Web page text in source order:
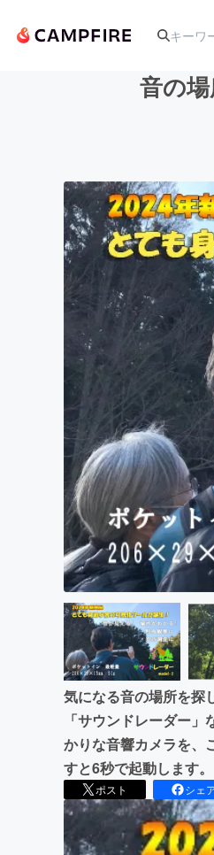
アー
テク
映像
ビジ
まち
音の
気になる音の場所を探
「サウンドレーダー
かりな音響カメラを、
すと6秒で起動します。
ポスト シェ